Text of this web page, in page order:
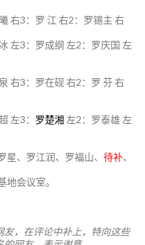
右3：罗 江 右2：罗锡主 右
左3：罗成纲 左2：罗庆国 左
右3：罗在砚 右2：罗 芬 右
左3： 罗楚湘 左2：罗泰雄 左
星、罗江润、罗福山、 待补、
会议室。
友，在评论中补上，特向这些